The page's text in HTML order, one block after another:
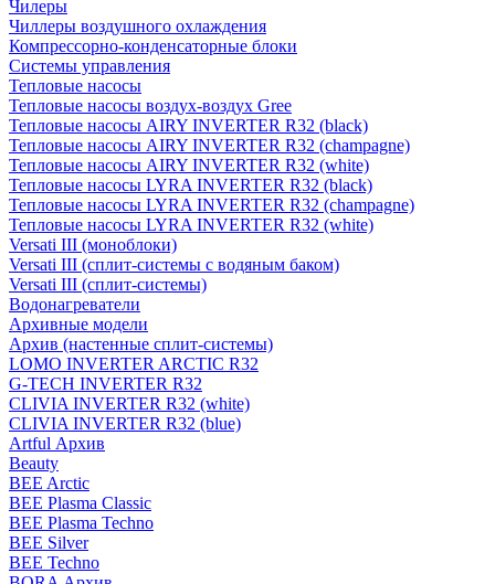
Чилеры
Чиллеры воздушного охлаждения
Компрессорно-конденсаторные блоки
Системы управления
Тепловые насосы
Тепловые насосы воздух-воздух Gree
Тепловые насосы AIRY INVERTER R32 (black)
Тепловые насосы AIRY INVERTER R32 (champagne)
Тепловые насосы AIRY INVERTER R32 (white)
Тепловые насосы LYRA INVERTER R32 (black)
Тепловые насосы LYRA INVERTER R32 (champagne)
Тепловые насосы LYRA INVERTER R32 (white)
Versati III (моноблоки)
Versati III (сплит-системы с водяным баком)
Versati III (сплит-системы)
Водонагреватели
Архивные модели
Архив (настенные сплит-системы)
LOMO INVERTER ARCTIC R32
G-TECH INVERTER R32
CLIVIA INVERTER R32 (white)
CLIVIA INVERTER R32 (blue)
Artful Архив
Beauty
BEE Arctic
BEE Plasma Classic
BEE Plasma Techno
BEE Silver
BEE Techno